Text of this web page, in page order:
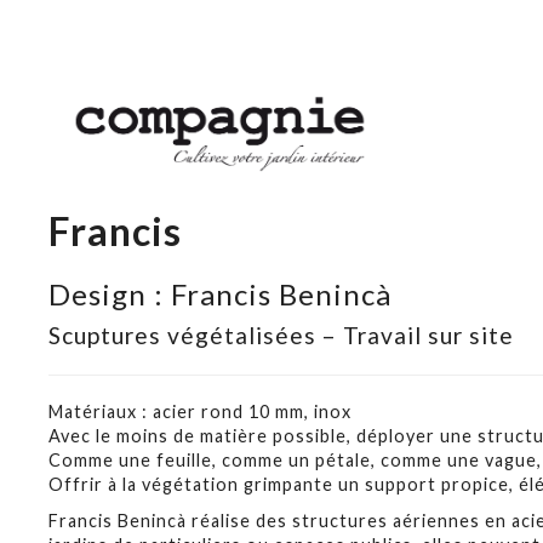
Francis
Design : Francis Benincà
Scuptures végétalisées – Travail sur site
Matériaux : acier rond 10 mm, inox
Avec le moins de matière possible, déployer une
Comme une feuille, comme un pétale, comme une
Offrir à la végétation grimpante un support propice,
Francis Benincà réalise des structures aériennes en